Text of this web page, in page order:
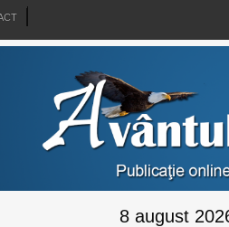
8 august